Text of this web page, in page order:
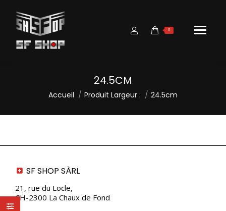
0
24.5CM
Vous êtes ici :
Accueil Produit Largeur : 24.5cm
SF SHOP SÀRL
21, rue du Locle,
CH-2300 La Chaux de Fond